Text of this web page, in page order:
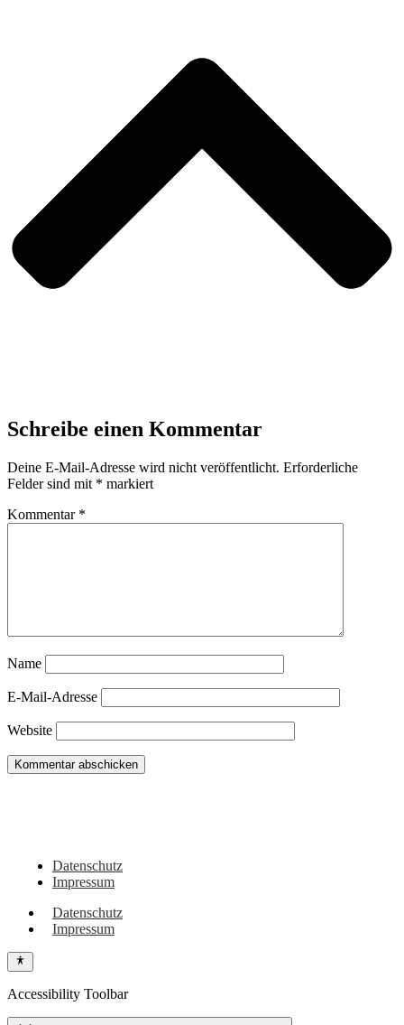
Schreibe einen Kommentar
Deine E-Mail-Adresse wird nicht veröffentlicht. Erforderliche
Felder sind mit * markiert
Kommentar *
Name
E-Mail-Adresse
Website
Datenschutz
Impressum
Datenschutz
Impressum
Accessibility Toolbar